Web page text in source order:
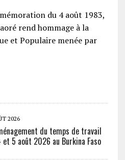
du 4 août 1983,
rend hommage à la
et Populaire menée par
2026
du temps de travail
et 5 août 2026 au Burkina Faso